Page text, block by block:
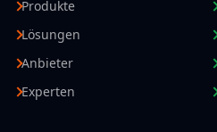
Produkte
Lösungen
Anbieter
Experten